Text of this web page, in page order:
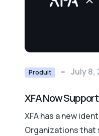
Produit -- July 8,
XFA Now
XFA has a new
Organizations that